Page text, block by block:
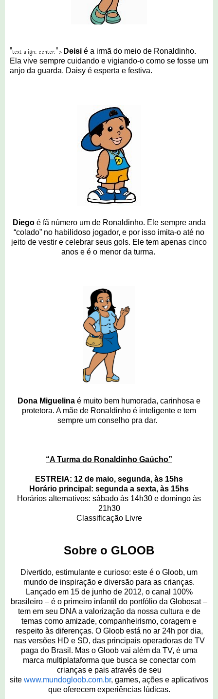
"text-align: center;"> Deisi é a irmã do meio de Ronaldinho.
Ela vive sempre cuidando e vigiando-o como se fosse um
anjo da guarda. Daisy é esperta e festiva.
Diegoé fã número um de Ronaldinho. Ele sempre anda
“colado” no habilidoso jogador, e por isso imita-o até no
jeito de vestir e celebrar seus gols. Ele tem apenas cinco
anos e é o menor da turma.
Dona Miguelina é muito bem humorada, carinhosa e
protetora. A mãe de Ronaldinho é inteligente e tem
sempre um conselho pra dar.
“A Turma do Ronaldinho Gaúcho”
ESTREIA: 12 de maio, segunda, às 15hs
Horário principal: segunda a sexta, às 15hs
Horários alternativos: sábado às 14h30 e domingo às
21h30
Classificação Livre
Sobre o GLOOB
Divertido, estimulante e curioso: este é o Gloob, um
mundo de inspiração e diversão para as crianças.
Lançado em 15 de junho de 2012, o canal 100%
brasileiro – é o primeiro infantil do portfólio da Globosat –
tem em seu DNA a valorização da nossa cultura e de
temas como amizade, companheirismo, coragem e
respeito às diferenças. O Gloob está no ar 24h por dia,
nas versões HD e SD, das principais operadoras de TV
paga do Brasil. Mas o Gloob vai além da TV, é uma
marca multiplataforma que busca se conectar com
crianças e pais através de seu
site www.mundogloob.com.br, games, ações e aplicativos
que oferecem experiências lúdicas.